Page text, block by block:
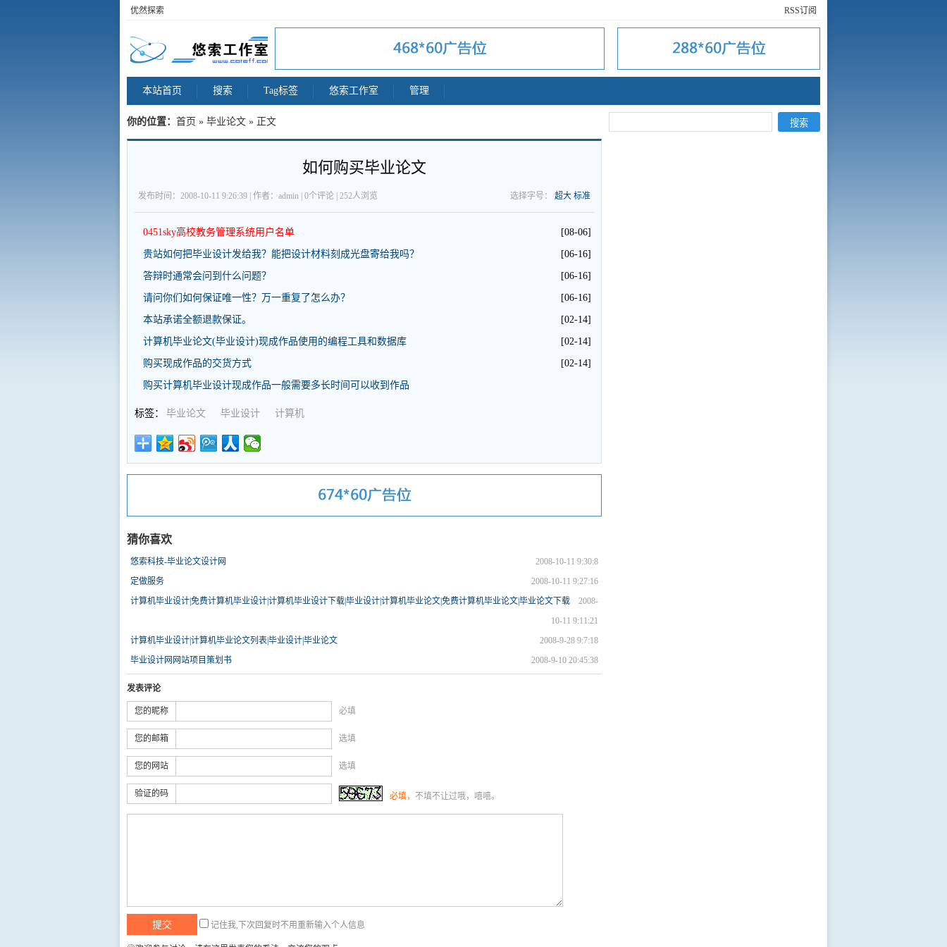
RSS订阅
优然探索
本站首页 搜索 Tag标签 悠索工作室 管理
你的位置： 首页 » 毕业论文 » 正文
如何购买毕业论文
选择字号： 超大 标准
发布时间：2008-10-11 9:26:39 | 作者：admin | 0个评论 | 252人浏览
0451sky高校教务管理系统用户名单 [08-06]
贵站如何把毕业设计发给我？能把设计材料刻成光盘寄给我吗？ [06-16]
答辩时通常会问到什么问题？ [06-16]
请问你们如何保证唯一性？万一重复了怎么办？ [06-16]
本站承诺全额退款保证。 [02-14]
计算机毕业论文(毕业设计)现成作品使用的编程工具和数据库 [02-14]
购买现成作品的交货方式 [02-14]
购买计算机毕业设计现成作品一般需要多长时间可以收到作品
标签： 毕业论文 毕业设计 计算机
猜你喜欢
悠索科技-毕业论文设计网
2008-10-11 9:30:8
定做服务
2008-10-11 9:27:16
计算机毕业设计|免费计算机毕业设计|计算机毕业设计下载|毕业设计|计算机毕业论文|免费计算机毕业论文|毕业论文下载
2008-
10-11 9:11:21
计算机毕业设计|计算机毕业论文列表|毕业设计|毕业论文
2008-9-28 9:7:18
毕业设计网网站项目策划书
2008-9-10 20:45:38
发表评论
您的昵称 必填
您的邮箱 选填
您的网站 选填
验证的码 必填，不填不让过哦，嘻嘻。
记住我,下次回复时不用重新输入个人信息